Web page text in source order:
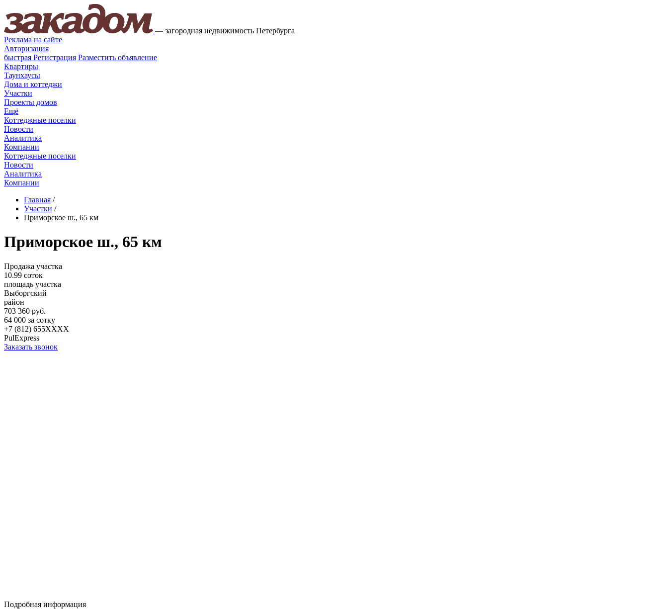
— загородная недвижимость Петербурга
Реклама на сайте
Авторизация
быстрая Регистрация Разместить объявление
Квартиры
Таунхаусы
Дома и коттеджи
Участки
Проекты домов
Ещё
Коттеджные поселки
Новости
Аналитика
Компании
Коттеджные поселки
Новости
Аналитика
Компании
Главная /
Участки /
Приморское ш., 65 км
Приморское ш., 65 км
Продажа участка
10.99 соток
площадь участка
Выборгский
район
703 360 руб.
64 000 за сотку
+7 (812) 655XXXX
PulExpress
Заказать звонок
Подробная информация